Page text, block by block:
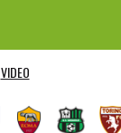
VIDEO